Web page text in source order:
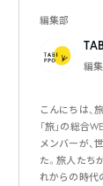
編集部
編
こんにちは、
「旅」の総合
メンバーが、
た。旅人たち
れからの時代